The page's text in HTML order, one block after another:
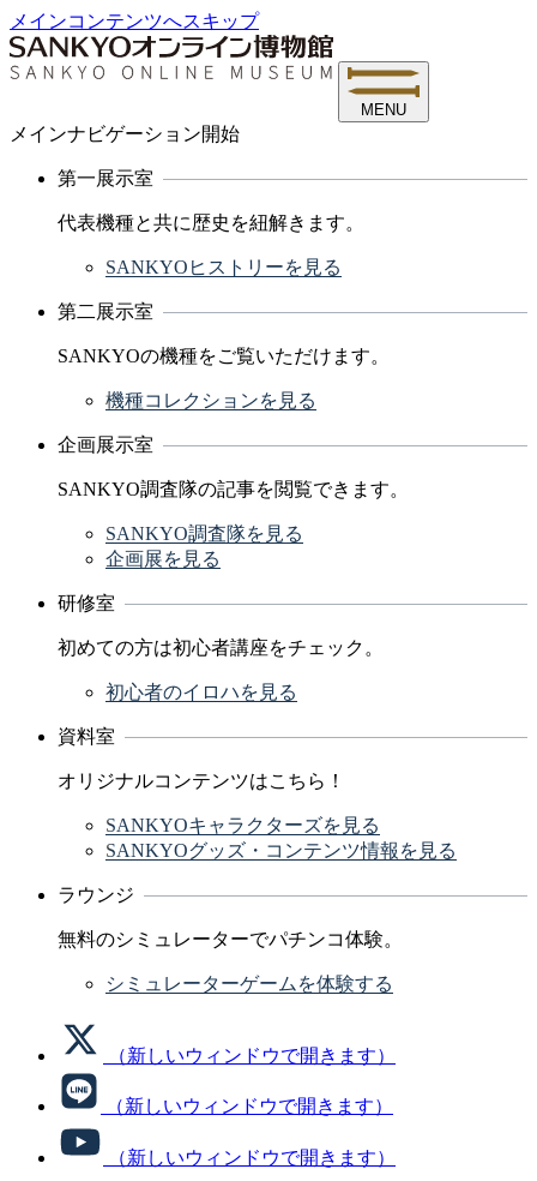
メインコンテンツへスキップ
MENU
メインナビゲーション開始
第一展示室
代表機種と共に歴史を紐解きます。
SANKYOヒストリーを見る
第二展示室
SANKYOの機種をご覧いただけます。
機種コレクションを見る
企画展示室
SANKYO調査隊の記事を閲覧できます。
SANKYO調査隊を見る
企画展を見る
研修室
初めての方は初心者講座をチェック。
初心者のイロハを見る
資料室
オリジナルコンテンツはこちら！
SANKYOキャラクターズを見る
SANKYOグッズ・コンテンツ情報を見る
ラウンジ
無料のシミュレーターでパチンコ体験。
シミュレーターゲームを体験する
（新しいウィンドウで開きます）
（新しいウィンドウで開きます）
（新しいウィンドウで開きます）